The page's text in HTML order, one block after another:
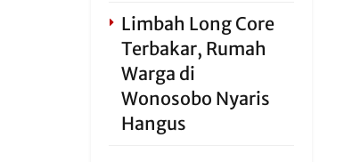
Limbah Long Core
Terbakar, Rumah
Warga di
Wonosobo Nyaris
Hangus